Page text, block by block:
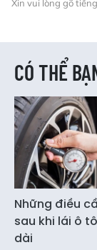
Xin vui lòng gõ
CÓ THỂ
Những điều
sau khi lái ô
dài